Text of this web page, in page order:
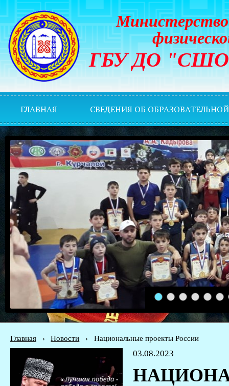
Министерство
ГБУ ДО "СШОР
ГЛАВНАЯ СВЕДЕНИЯ ОБ
1 2 3 4 5 6
Главная › Новости › Национальные проекты России
03.08.2023